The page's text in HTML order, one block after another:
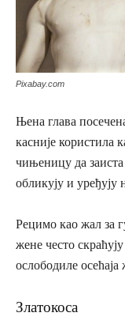
Pixabay.com
Њена глава
касније користила
чињеницу да
обликују и уређују
Рецимо као жал за
жене често
ослободиле
Златокоса